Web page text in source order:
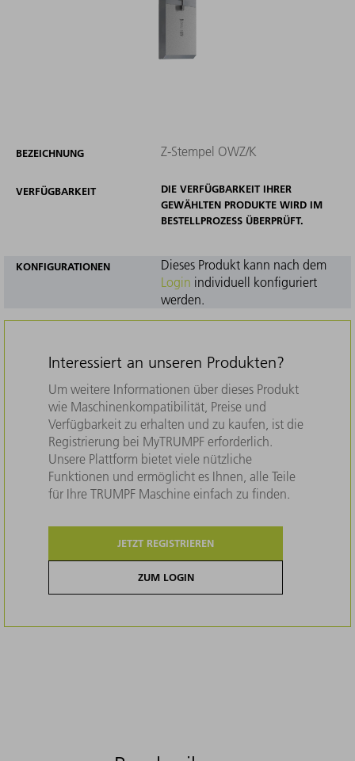
BEZEICHNUNG Z-Stempel OWZ/K
VERFÜGBARKEIT
DIE VERFÜGBARKEIT IHRER
GEWÄHLTEN PRODUKTE WIRD IM
BESTELLPROZESS ÜBERPRÜFT.
KONFIGURATIONEN
Dieses Produkt kann nach dem
Login individuell konfiguriert
werden.
Interessiert an unseren Produkten?
Um weitere Informationen über dieses Produkt
wie Maschinenkompatibilität, Preise und
Verfügbarkeit zu erhalten und zu kaufen, ist die
Registrierung bei MyTRUMPF erforderlich.
Unsere Plattform bietet viele nützliche
Funktionen und ermöglicht es Ihnen, alle Teile
für Ihre TRUMPF Maschine einfach zu finden.
JETZT REGISTRIEREN
ZUM LOGIN